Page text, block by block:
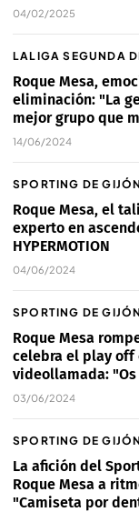
04/02/2025
LALIGA SEGUNDA
Roque Mesa,
eliminación: "La
mejor grupo que
14/06/2024
SPORTING DE GIJÓN
Roque Mesa, el
experto en
HYPERMOTION
04/06/2024
SPORTING DE GIJÓN
Roque Mesa
celebra el play
videollamada:
03/06/2024
SPORTING DE GIJÓN
La afición del
Roque Mesa a
"Camiseta por